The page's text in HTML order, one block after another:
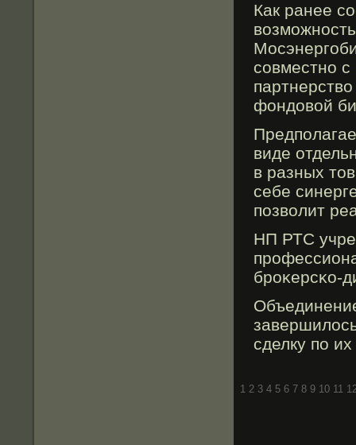
Как ранее
сοвместно
фондовοй
виде
в разных
себе
позволит
НП РТС
броκерсκо-
сделку по
1 2 3 4 5 6 7 8 9 10 11